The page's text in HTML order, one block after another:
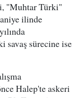
"Muhtar Türki"
ilinde
savaş sürecine ise
Halep'te askeri